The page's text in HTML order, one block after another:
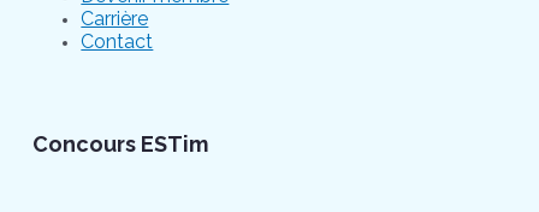
Carrière
Contact
Concours ESTim